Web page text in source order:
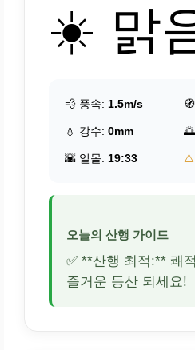
☀️ 맑
💨 풍속: 1.5m/s
💧 강수: 0mm
🌇 일몰: 19:33 ⚠️
오늘의 산행 가이드
✅ **산행 최적:** 쾌
즐거운 등산 되세요!